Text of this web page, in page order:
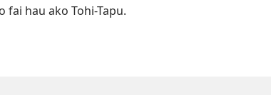
fai hau ako Tohi-Tapu.